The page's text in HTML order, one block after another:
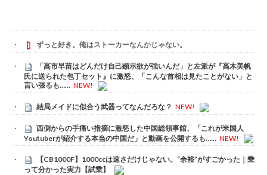
ずっと好き。俺はストーカーなんかじゃない。
「高市早苗はどんだけ自己顕示欲が強いんだ」と左派が『高木美帆
氏に送られた包丁セット』に激怒、「こんな首相は見たことがない」と
言い張るも…… NEW!
結局メイドに似合う武器ってなんだろな？ NEW!
西側からの手痛い指摘に激怒した中国総領事館、「これが米国人
Youtuberが紹介する本当の中国だ」と動画を公開するも…… NEW!
【CB1000F】1000ccは速さだけじゃない。“余裕”がすごかった｜乗
って分かった実力【試乗】